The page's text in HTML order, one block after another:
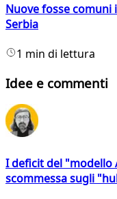
Nuove fosse comuni
Serbia
1 min di lettura
Idee e commenti
I deficit del "modello
scommessa sugli